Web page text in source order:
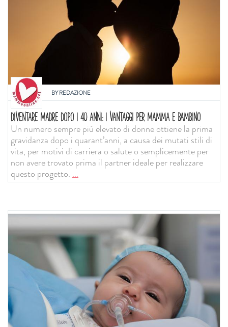
BYREDAZIONE
DIVENTARE MADRE DOPO I 40 ANNI: I VANTAGGI PER MAMMA E BAMBINO
Un numero sempre più elevato di donne ottiene la prima
gravidanza dopo i quarant’anni, a causa dei mutati stili di
vita, per motivi di carriera o salute o semplicemente per
non avere trovato prima il partner ideale per realizzare
questo progetto....